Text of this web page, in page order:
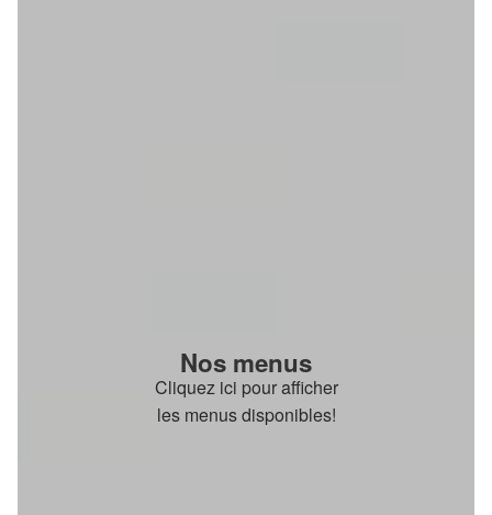
Nos menus
Cliquez ici pour afficher
les menus disponibles!